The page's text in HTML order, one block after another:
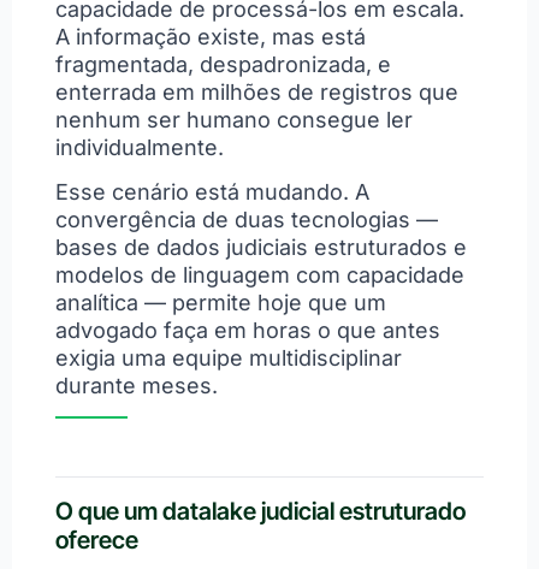
capacidade de processá-los em escala.
A informação existe, mas está
fragmentada, despadronizada, e
enterrada em milhões de registros que
nenhum ser humano consegue ler
individualmente.
Esse cenário está mudando. A
convergência de duas tecnologias —
bases de dados judiciais estruturados e
modelos de linguagem com capacidade
analítica — permite hoje que um
advogado faça em horas o que antes
exigia uma equipe multidisciplinar
durante meses.
O que um datalake judicial estruturado
oferece